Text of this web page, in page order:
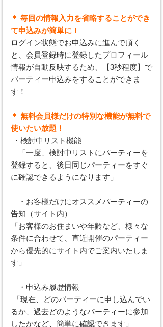
＊ 毎回の情報入力を省略することができ
て申込みが簡単に！
ログイン状態でお申込みに進んで頂く
と、会員登録時に登録したプロフィール
情報が自動反映するため、【3秒程度】で
パーティー申込みをすることができま
す！
＊ 無料会員様だけの特別な機能が無料で
使いたい放題！
・検討中リスト機能
「一度、検討中リストにパーティーを
登録すると、後日同じパーティーをすぐ
に確認できるようになります」
・お客様だけにオススメパーティーの
告知（サイト内）
「お客様のお住まいや年齢など、様々な
条件に合わせて、直近開催のパーティー
から優先的にサイト内でご案内いたしま
す」
・申込み履歴情報
「現在、どのパーティーに申し込んでい
るか、過去どのようなパーティーに参加
したかなど、簡単に確認できます」